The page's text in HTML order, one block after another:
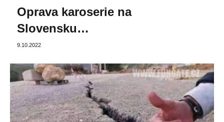
Oprava karoserie na
Slovensku…
9.10.2022